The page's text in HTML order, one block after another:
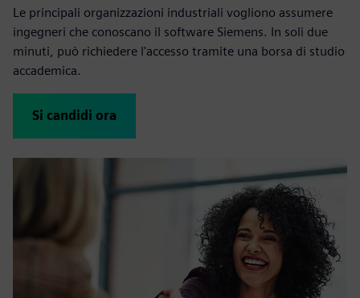
Le principali organizzazioni industriali vogliono assumere
ingegneri che conoscano il software Siemens. In soli due
minuti, può richiedere l'accesso tramite una borsa di studio
accademica.
Si candidi ora